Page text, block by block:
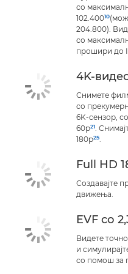
со
102.40010
204.800).
со
прошири до
4K-
Снимете
со
6K-сензор,
60p21.
180p25.
Full HD
Создавајте
движења.
EVF со
Видете
и
со помош за